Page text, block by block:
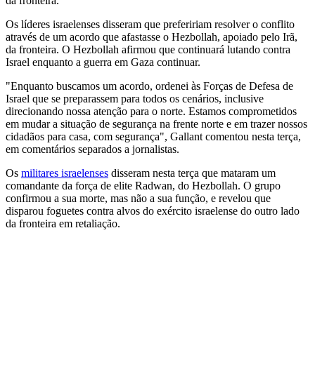
Os líderes israelenses disseram que prefeririam resolver o conflito
através de um acordo que afastasse o Hezbollah, apoiado pelo Irã,
da fronteira. O Hezbollah afirmou que continuará lutando contra
Israel enquanto a guerra em Gaza continuar.
"Enquanto buscamos um acordo, ordenei às Forças de Defesa de
Israel que se preparassem para todos os cenários, inclusive
direcionando nossa atenção para o norte. Estamos comprometidos
em mudar a situação de segurança na frente norte e em trazer nossos
cidadãos para casa, com segurança", Gallant comentou nesta terça,
em comentários separados a jornalistas.
Os militares israelenses disseram nesta terça que mataram um
comandante da força de elite Radwan, do Hezbollah. O grupo
confirmou a sua morte, mas não a sua função, e revelou que
disparou foguetes contra alvos do exército israelense do outro lado
da fronteira em retaliação.